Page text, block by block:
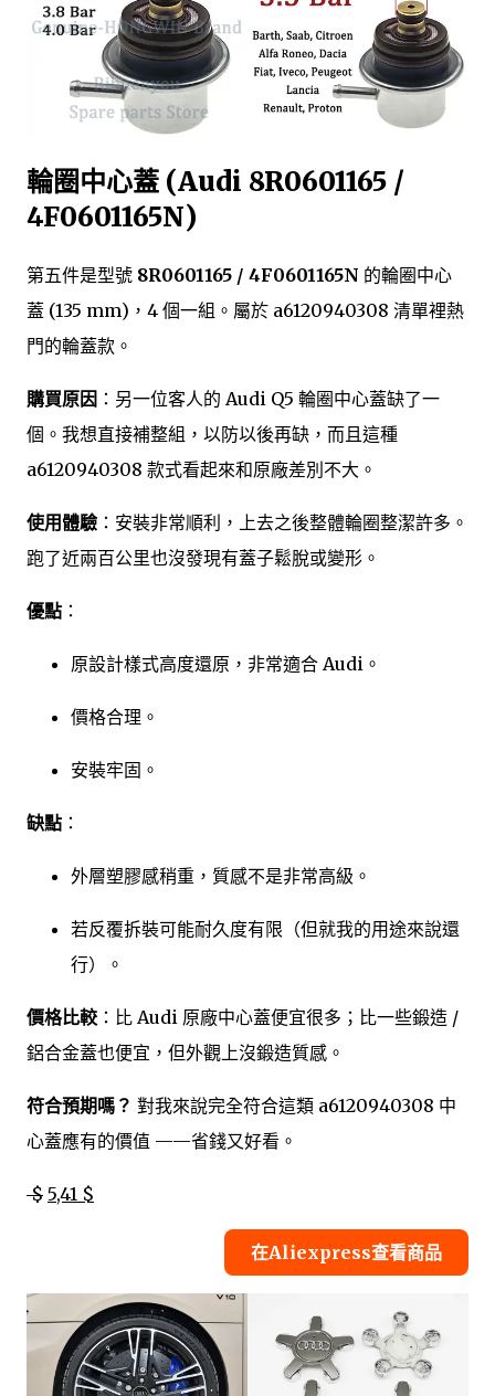
輪圈中心蓋 (Audi 8R0601165 /
4F0601165N)
第五件是型號 8R0601165 / 4F0601165N 的輪圈中心
蓋 (135 mm)，4 個一組。屬於 a6120940308 清單裡熱
門的輪蓋款。
購買原因 ：另一位客人的 Audi Q5 輪圈中心蓋缺了一
個。我想直接補整組，以防以後再缺，而且這種
a6120940308 款式看起來和原廠差別不大。
使用體驗 ：安裝非常順利，上去之後整體輪圈整潔許多。
跑了近兩百公里也沒發現有蓋子鬆脫或變形。
優點 ：
原設計樣式高度還原，非常適合 Audi。
價格合理。
安裝牢固。
缺點 ：
外層塑膠感稍重，質感不是非常高級。
若反覆拆裝可能耐久度有限（但就我的用途來說還
行）。
價格比較 ：比 Audi 原廠中心蓋便宜很多；比一些鍛造 /
鋁合金蓋也便宜，但外觀上沒鍛造質感。
符合預期嗎？ 對我來說完全符合這類 a6120940308 中
心蓋應有的價值 ——省錢又好看。
$ 5,41 $
在Aliexpress查看商品